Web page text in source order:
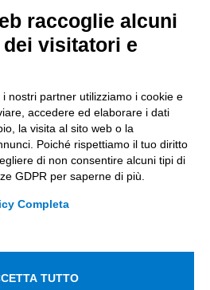
raccoglie alcuni
visitatori e
nostri partner utilizziamo i cookie e
accedere ed elaborare i dati
la visita al sito web o la
Poiché rispettiamo il tuo diritto
di non consentire alcuni tipi di
GDPR per saperne di più.
Completa
TUTTO